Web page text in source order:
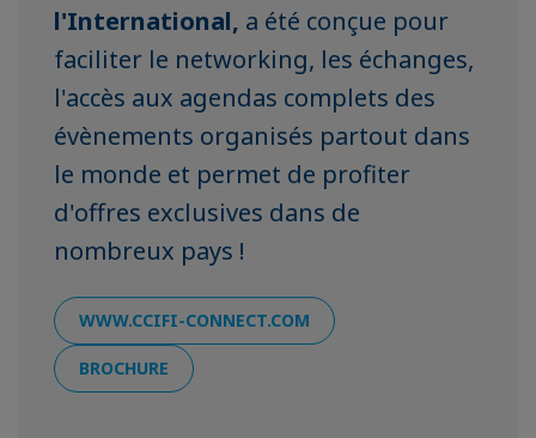
l'International, a été conçue pour
faciliter le networking, les échanges,
l'accès aux agendas complets des
évènements organisés partout dans
le monde et permet de profiter
d'offres exclusives dans de
nombreux pays !
WWW.CCIFI-CONNECT.COM
BROCHURE